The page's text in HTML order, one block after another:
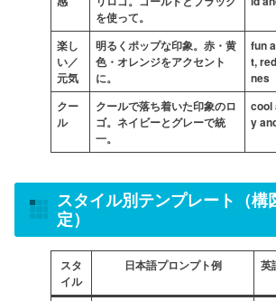
を使って。
楽し
い／
元気
明るくポップな印象。赤・黄
色・オレンジをアクセント
に。
fun
t,
nes
クー
ル
クールで落ち着いた印象のロ
ゴ。ネイビーとグレーで統
一。
cool
y
スタイル別テンプレート（構
定）
スタ
イル
日本語プロンプト例 英